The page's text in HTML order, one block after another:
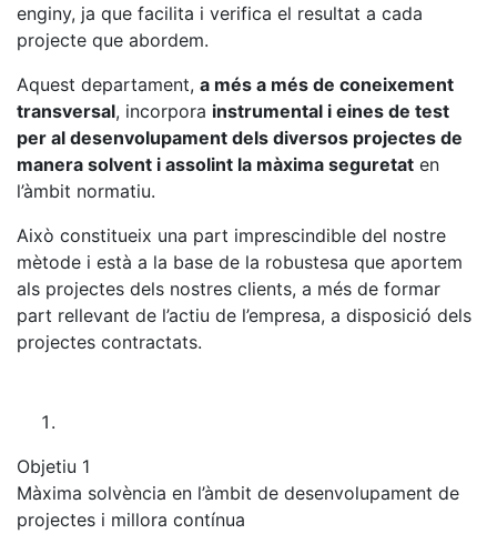
enginy, ja que facilita i verifica el resultat a cada
projecte que abordem.
Aquest departament, a més a més de coneixement
transversal, incorpora instrumental i eines de test
per al desenvolupament dels diversos projectes de
manera solvent i assolint la màxima seguretat en
l’àmbit normatiu.
Això constitueix una part imprescindible del nostre
mètode i està a la base de la robustesa que aportem
als projectes dels nostres clients, a més de formar
part rellevant de l’actiu de l’empresa, a disposició dels
projectes contractats.
Objetiu 1
Màxima solvència en l’àmbit de desenvolupament de
projectes i millora contínua